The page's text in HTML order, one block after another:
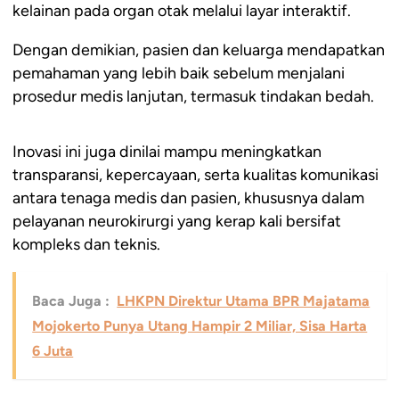
kelainan pada organ otak melalui layar interaktif.
Dengan demikian, pasien dan keluarga mendapatkan
pemahaman yang lebih baik sebelum menjalani
prosedur medis lanjutan, termasuk tindakan bedah.
Inovasi ini juga dinilai mampu meningkatkan
transparansi, kepercayaan, serta kualitas komunikasi
antara tenaga medis dan pasien, khususnya dalam
pelayanan neurokirurgi yang kerap kali bersifat
kompleks dan teknis.
Baca Juga : LHKPN Direktur Utama BPR Majatama
Mojokerto Punya Utang Hampir 2 Miliar, Sisa Harta
6 Juta